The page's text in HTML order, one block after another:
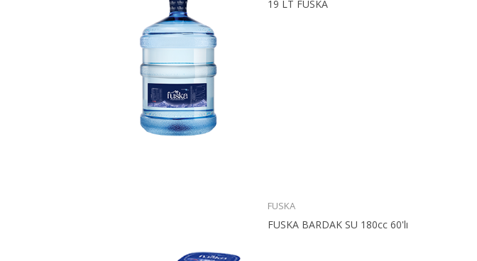
19 LT FUSKA
FUSKA
FUSKA BARDAK SU 180cc 60'lı